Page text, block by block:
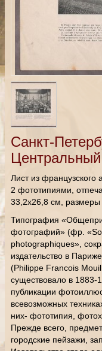
Санкт-
Лист из французского
2 фототипиями,
33,2х26,8 см, размеры
Типография
фотографий» (фр.
photographiques»,
издательство в
(Philippe Francois
существовало в 1883-
публикации
всевозможных
них- фототипия,
Прежде всего,
городские пейзажи,